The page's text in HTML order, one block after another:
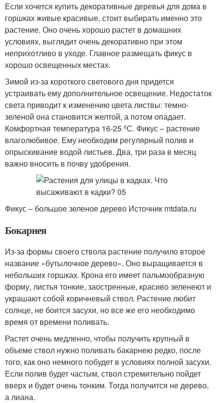
Если хочется купить декоративные деревья для дома в
горшках живые красивые, стоит выбирать именно это
растение. Оно очень хорошо растет в домашних
условиях, выглядит очень декоративно при этом
неприхотливо в уходе. Главное размещать фикус в
хорошо освещенных местах.
Зимой из-за короткого светового дня придется
устраивать ему дополнительное освещение. Недостаток
света приводит к изменению цвета листвы: темно-
зеленой она становится желтой, а потом опадает.
Комфортная температура 16-25 ºС. Фикус – растение
влаголюбивое. Ему необходим регулярный полив и
опрыскивание водой листьев. Два, три раза в месяц
важно вносить в почву удобрения.
Фикус – большое зеленое дерево Источник mtdata.ru
Бокарнея
Из-за формы своего ствола растение получило второе
название «бутылочное дерево». Оно выращивается в
небольших горшках. Крона его имеет пальмообразную
форму, листья тонкие, заостренные, красиво зеленеют и
украшают собой коричневый ствол. Растение любит
солнце, не боится засухи, но все же его необходимо
время от времени поливать.
Растет очень медленно, чтобы получить крупный в
объеме ствол нужно поливать бакарнею редко, после
того, как оно немного побудет в условиях полной засухи.
Если полив будет частым, ствол стремительно пойдет
вверх и будет очень тонким. Тогда получится не дерево,
а лиана.